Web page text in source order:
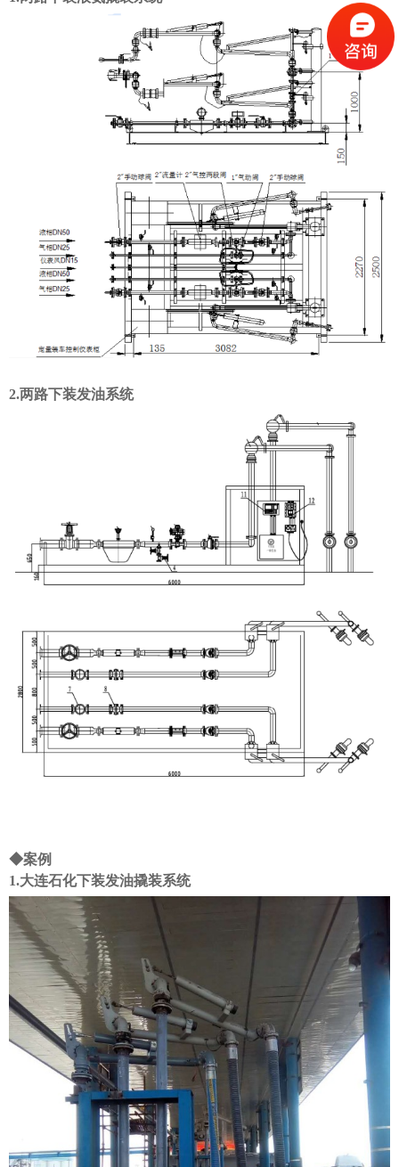
2.两路下装发油系统
◆案例
1.大连石化下装发油撬装系统